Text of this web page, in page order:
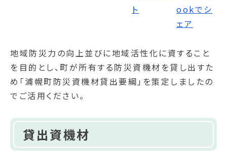
地域防災力の向上並びに地域活性化に資すること
を目的とし、町が所有する防災資機材を貸し出すた
め「浦幌町防災資機材貸出要綱」を策定しましたの
でご活用ください。
貸出資機材